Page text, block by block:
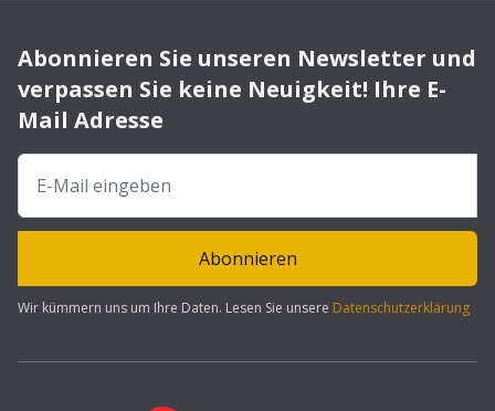
Abonnieren Sie unseren Newsletter und
verpassen Sie keine Neuigkeit! Ihre E-
Mail Adresse
Abonnieren
Wir kümmern uns um Ihre Daten. Lesen Sie unsere Datenschutzerklärung